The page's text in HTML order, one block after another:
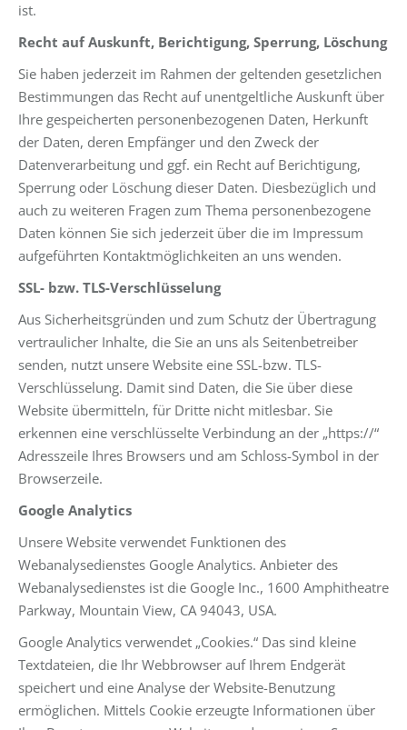
ist.
Recht auf Auskunft, Berichtigung, Sperrung, Löschung
Sie haben jederzeit im Rahmen der geltenden gesetzlichen
Bestimmungen das Recht auf unentgeltliche Auskunft über
Ihre gespeicherten personenbezogenen Daten, Herkunft
der Daten, deren Empfänger und den Zweck der
Datenverarbeitung und ggf. ein Recht auf Berichtigung,
Sperrung oder Löschung dieser Daten. Diesbezüglich und
auch zu weiteren Fragen zum Thema personenbezogene
Daten können Sie sich jederzeit über die im Impressum
aufgeführten Kontaktmöglichkeiten an uns wenden.
SSL- bzw. TLS-Verschlüsselung
Aus Sicherheitsgründen und zum Schutz der Übertragung
vertraulicher Inhalte, die Sie an uns als Seitenbetreiber
senden, nutzt unsere Website eine SSL-bzw. TLS-
Verschlüsselung. Damit sind Daten, die Sie über diese
Website übermitteln, für Dritte nicht mitlesbar. Sie
erkennen eine verschlüsselte Verbindung an der „https://“
Adresszeile Ihres Browsers und am Schloss-Symbol in der
Browserzeile.
Google Analytics
Unsere Website verwendet Funktionen des
Webanalysedienstes Google Analytics. Anbieter des
Webanalysedienstes ist die Google Inc., 1600 Amphitheatre
Parkway, Mountain View, CA 94043, USA.
Google Analytics verwendet „Cookies.“ Das sind kleine
Textdateien, die Ihr Webbrowser auf Ihrem Endgerät
speichert und eine Analyse der Website-Benutzung
ermöglichen. Mittels Cookie erzeugte Informationen über